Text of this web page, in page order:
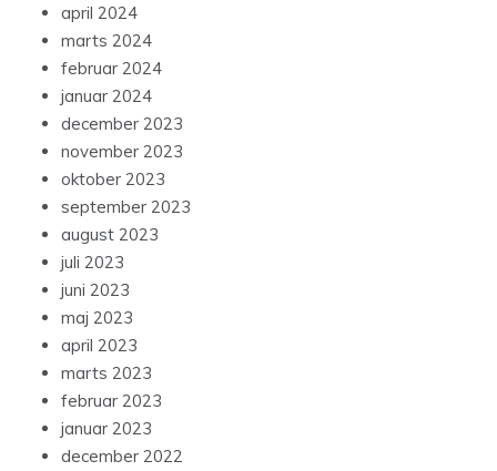
april 2024
marts 2024
februar 2024
januar 2024
december 2023
november 2023
oktober 2023
september 2023
august 2023
juli 2023
juni 2023
maj 2023
april 2023
marts 2023
februar 2023
januar 2023
december 2022